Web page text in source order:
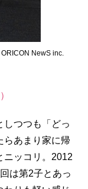
NewS inc.
つつも「どっ
らあまり家に帰
ニッコリ。2012
は第2子とあっ